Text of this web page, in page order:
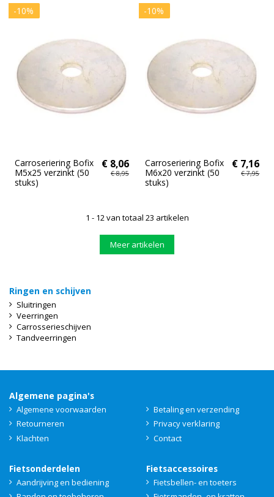
-10%
Carroseriering Bofix
M5x25 verzinkt (50
stuks)
€ 8,06
€ 8,95
-10%
Carroseriering Bofix
M6x20 verzinkt (50
stuks)
€ 7,16
€ 7,95
1 - 12 van totaal 23 artikelen
Meer artikelen
Ringen en schijven
Sluitringen
Veerringen
Carrosserieschijven
Tandveerringen
Algemene pagina's
Algemene voorwaarden
Betaling en verzending
Retourneren
Privacy verklaring
Klachten
Contact
Fietsonderdelen
Aandrijving en bediening
Fietsaccessoires
Fietsbellen- en toeters